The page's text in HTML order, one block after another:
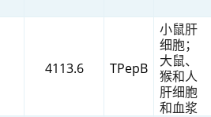
4113.6 TPepB
小鼠肝
细胞；
大鼠、
猴和人
肝细胞
和血浆